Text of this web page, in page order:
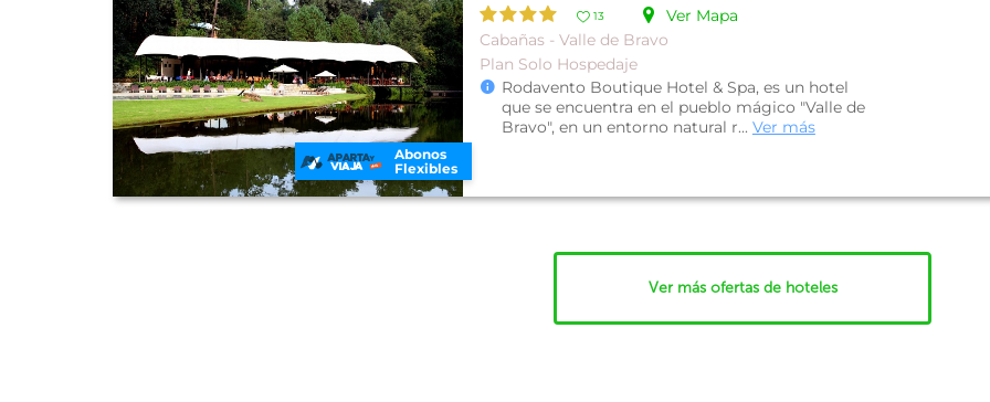
Abonos
Flexibles
13
Ver Mapa
Cabañas - Valle de Bravo
Plan Solo Hospedaje
Rodavento Boutique Hotel & Spa, es un hotel
que se encuentra en el pueblo mágico "Valle de
Bravo", en un entorno natural r... Ver más
Ver más ofertas de hoteles